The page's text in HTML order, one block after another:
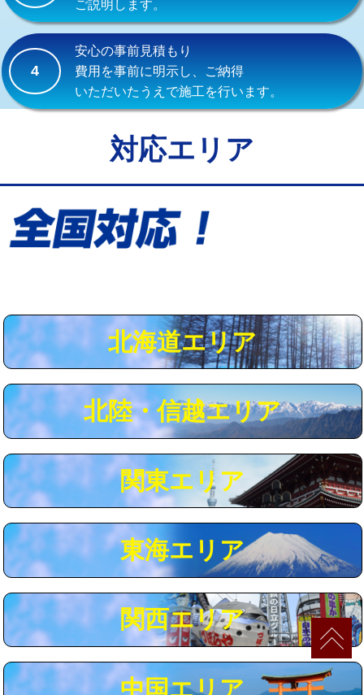
持込商品取付（浄水器・分岐水栓） 16,500円
給水管工事※（ホール加工)
給水管工事※（バンド止め) 3,300円
給水管工事※（保温材使用（バンド止
5,500円
給水管工事※（土の掘削・埋め戻し作
業)
用（追加）/3ｍ超え)
給水管工事※（ライニング鋼管・銅
44,000円
給水管工事※（ライニング鋼管・銅
管・ポリ管・HT管使用/3ｍ超え)
+8,800円
マス交換（土の掘削・埋め戻し作業） 11,000円~
マス交換（深さ50㎝未満） 55,000円
マス交換（深さ50㎝以上） 66,000円
コンクリート斫り（厚さ10㎝まで） 27,500円
コンクリート斫り（厚さ10㎝超え） 38,500円
モルタル補修（厚さ10㎝まで） 27,500円
追加人工 16,500円
ご説明します。
4
安心の事前見積もり
費用を事前に明示し、ご納得
いただいたうえで施工を行います。
対応エリア
北海道エリア
北陸・信越エリア
関東エリア
東海エリア
関西エリア
中国エリア